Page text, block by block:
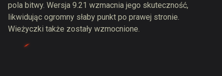
pola bitwy. Wersja 9.21 wzmacnia jego skuteczność,
likwidując ogromny słaby punkt po prawej stronie.
Wieżyczki także zostały wzmocnione.